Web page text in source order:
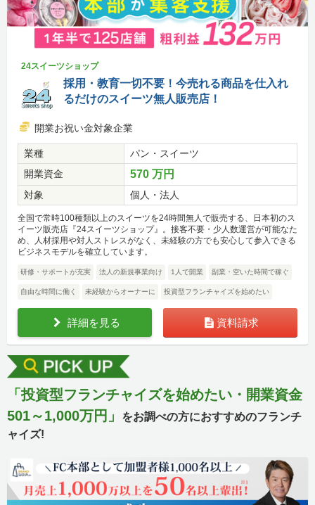
24スイーツショップ
採用・教育一切不要！今売れる商品を仕入れ
るだけのスイーツ無人販売店！
開業お祝い金対象企業
業種
パン・スイーツ
開業資金
570 万円
対象 個人・法人
全国で常時100種類以上のスイーツを24時間無人で販売する、日本初のス
イーツ販売店『24スイーツショップ』。接客不要・少人数運営が可能なた
め、人材採用や対人ストレスがなく、未経験の方でも安心して参入できる
ビジネスモデルを確立しています。
研修・サポートが充実 法人の新規事業向け 1人で開業 副業・空いた時間で稼ぐ
自由な時間に働く 未経験からオーナーに 投資型フランチャイズを始めたい
詳細を見る 資料請求
「投資型フランチャイズを始めたい・開業資金
501～1,000万円」
をお調べの方におすすめのフランチ
ャイズ!